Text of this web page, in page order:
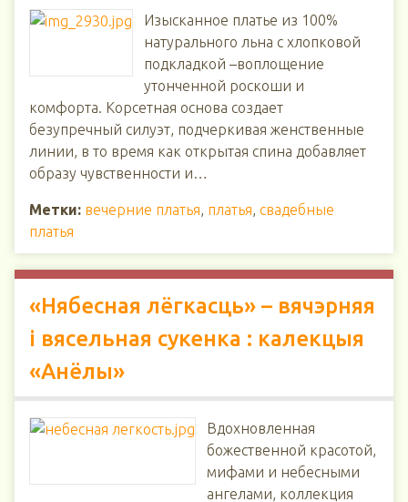
Изысканное платье из 100%
натурального льна с хлопковой
подкладкой –воплощение
утонченной роскоши и
комфорта. Корсетная основа создает
безупречный силуэт, подчеркивая женственные
линии, в то время как открытая спина добавляет
образу чувственности и…
Метки: вечерние платья, платья, свадебные
платья
«Нябесная лёгкасць» – вячэрняя
і вясельная сукенка : калекцыя
«Анёлы»
Вдохновленная
божественной красотой,
мифами и небесными
ангелами, коллекция